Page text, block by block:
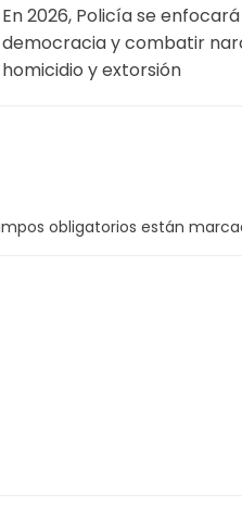
En 2026, Policía se
democracia y combatir
homicidio y extorsión
obligatorios están